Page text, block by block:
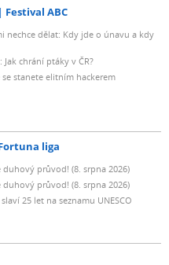
Festival ABC
nechce dělat: Kdy jde o únavu a kdy
chrání ptáky v ČR?
stanete elitním hackerem
liga
průvod! (8. srpna 2026)
průvod! (8. srpna 2026)
25 let na seznamu UNESCO